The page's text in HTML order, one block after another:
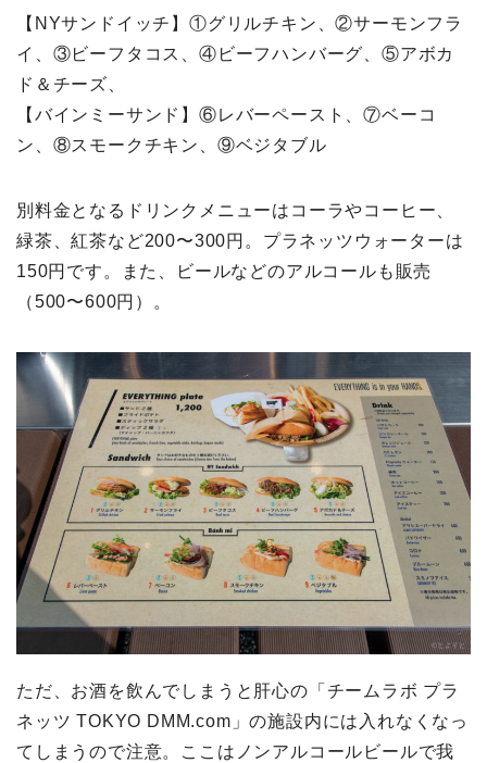
【NYサンドイッチ】①グリルチキン、②サーモンフラ
イ、③ビーフタコス、④ビーフハンバーグ、⑤アボカ
ド＆チーズ、
【バインミーサンド】⑥レバーペースト、⑦ベーコ
ン、⑧スモークチキン、⑨ベジタブル
別料金となるドリンクメニューはコーラやコーヒー、
緑茶、紅茶など200〜300円。プラネッツウォーターは
150円です。また、ビールなどのアルコールも販売
（500〜600円）。
ただ、お酒を飲んでしまうと肝心の「チームラボ プラ
ネッツ TOKYO DMM.com」の施設内には入れなくなっ
てしまうので注意。ここはノンアルコールビールで我